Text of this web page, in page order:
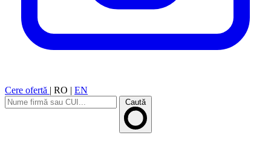
Cere ofertă | RO | EN
Caută